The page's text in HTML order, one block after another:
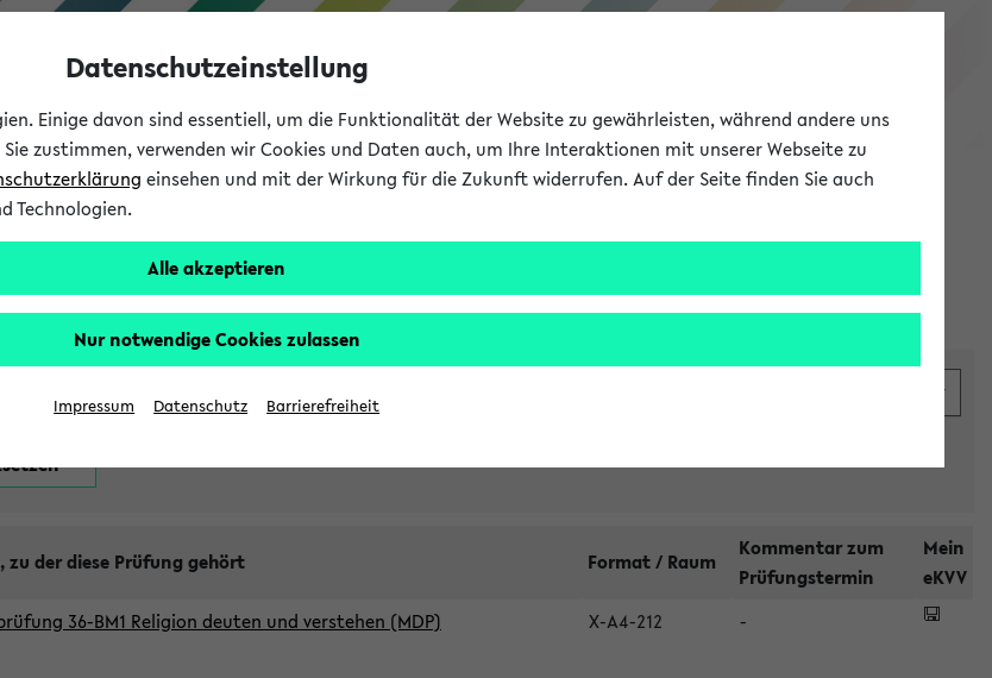
eKVV
Prüfungen
der diese Prüfung gehört Format / Raum
Kommentar zum
Prüfungstermin
Mein
eKVV
36-BM1 Religion deuten und verstehen (MDP) X-A4-212 -
Datenschutzeinstellung
Einige davon sind essentiell, um die Funktionalität der Website zu gewährleisten, während andere uns
zustimmen, verwenden wir Cookies und Daten auch, um Ihre Interaktionen mit unserer Webseite zu
einsehen und mit der Wirkung für die Zukunft widerrufen. Auf der Seite finden Sie auch
Technologien.
Alle akzeptieren
Nur notwendige Cookies zulassen
Impressum Datenschutz Barrierefreiheit